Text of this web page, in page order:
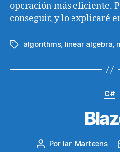
operación más eficiente.
conseguir, y lo explicaré
Etiquetas
algorithms, linear algebra,
C#
Autor
Por Ian Marteens